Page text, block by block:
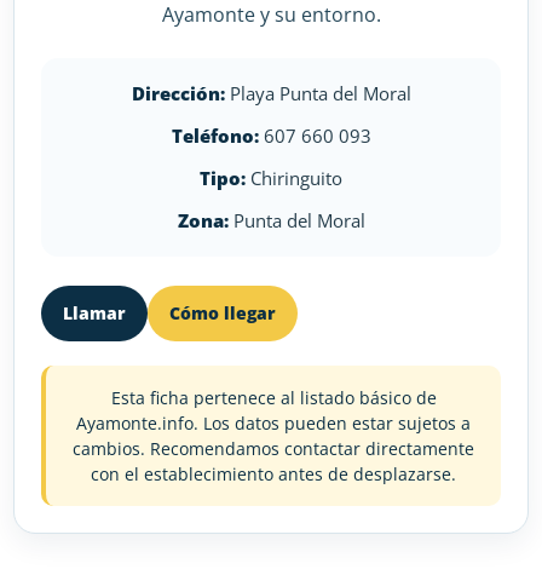
Ayamonte y su entorno.
Dirección:Playa Punta del Moral
Teléfono:607 660 093
Tipo: Chiringuito
Zona:Punta del Moral
Llamar Cómo llegar
Esta ficha pertenece al listado básico de
Ayamonte.info. Los datos pueden estar sujetos a
cambios. Recomendamos contactar directamente
con el establecimiento antes de desplazarse.